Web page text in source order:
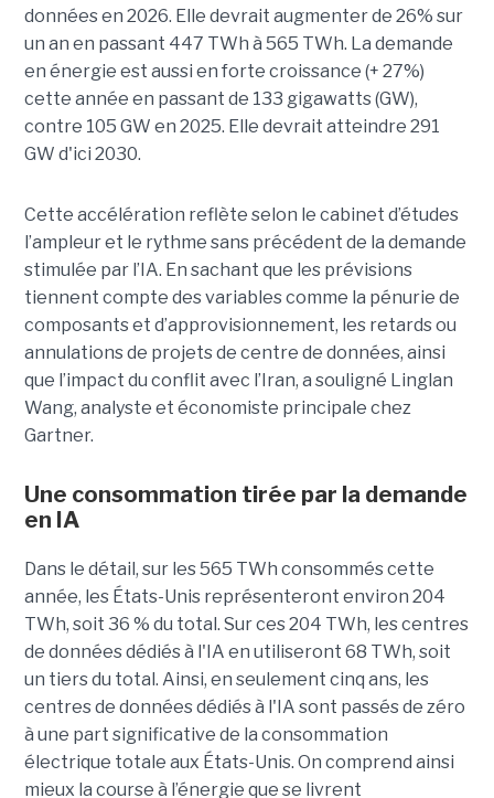
données en 2026. Elle devrait augmenter de 26% sur
un an en passant 447 TWh à 565 TWh. La demande
en énergie est aussi en forte croissance (+ 27%)
cette année en passant de 133 gigawatts (GW),
contre 105 GW en 2025. Elle devrait atteindre 291
GW d'ici 2030.
Cette accélération reflète selon le cabinet d’études
l’ampleur et le rythme sans précédent de la demande
stimulée par l’IA. En sachant que les prévisions
tiennent compte des variables comme la pénurie de
composants et d’approvisionnement, les retards ou
annulations de projets de centre de données, ainsi
que l’impact du conflit avec l’Iran, a souligné Linglan
Wang, analyste et économiste principale chez
Gartner.
Une consommation tirée par la demande
en IA
Dans le détail, sur les 565 TWh consommés cette
année, les États-Unis représenteront environ 204
TWh, soit 36 ​​% du total. Sur ces 204 TWh, les centres
de données dédiés à l'IA en utiliseront 68 TWh, soit
un tiers du total. Ainsi, en seulement cinq ans, les
centres de données dédiés à l'IA sont passés de zéro
à une part significative de la consommation
électrique totale aux États-Unis. On comprend ainsi
mieux la course à l’énergie que se livrent